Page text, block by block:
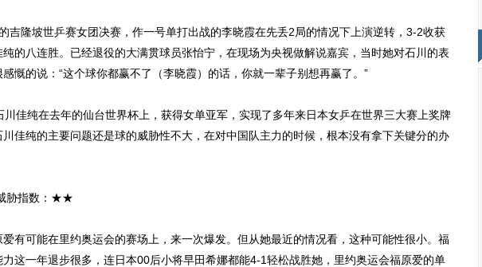
隆坡世乒赛女团决赛，作一号单打出战的李晓霞在先丢2局的情况下上演逆转，3-2收获
纯的八连胜。已经退役的大满贯球员张怡宁，在现场为央视做解说嘉宾，当时她对石川的表
慨的说：“这个球你都赢不了（李晓霞）的话，你就一辈子别想再赢了。”
纯在去年的仙台世界杯上，获得女单亚军，实现了多年来日本女乒在世界三大赛上奖牌
佳纯的主要问题还是球的威胁性不大，在对中国队主力的时候，根本没有拿下关键分的办
指数：★★
可能在里约奥运会的赛场上，来一次爆发。但从她最近的情况看，这种可能性很小。福
力这一年退步很多，连日本00后小将早田希娜都能4-1轻松战胜她，里约奥运会福原爱的单